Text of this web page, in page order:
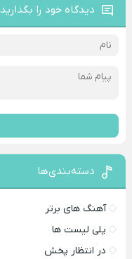
دیدگاه خود را بگذارید
دسته‌بندی‌ها
آهنگ های برتر
پلی لیست ها
در انتظار پخش